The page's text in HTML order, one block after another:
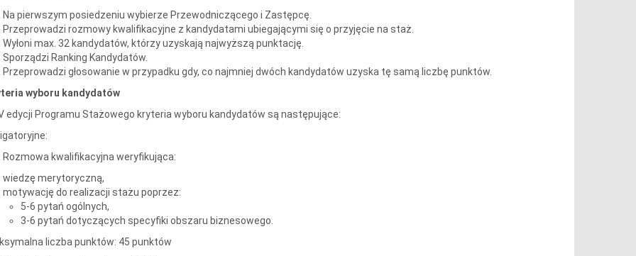
Na pierwszym posiedzeniu wybierze Przewodniczącego i Zastępcę.
Przeprowadzi rozmowy kwalifikacyjne z kandydatami ubiegającymi się o przyjęcie na staż.
Wyłoni max. 32 kandydatów, którzy uzyskają najwyższą punktację.
Sporządzi Ranking Kandydatów.
Przeprowadzi głosowanie w przypadku gdy, co najmniej dwóch kandydatów uzyska tę samą liczbę punktów.
wyboru kandydatów
edycji Programu Stażowego kryteria wyboru kandydatów są następujące:
Rozmowa kwalifikacyjna weryfikująca:
wiedzę merytoryczną,
motywację do realizacji stażu poprzez:
5-6 pytań ogólnych,
3-6 pytań dotyczących specyfiki obszaru biznesowego.
liczba punktów: 45 punktów